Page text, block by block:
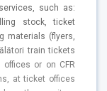
such as:
stock, ticket
materials (flyers,
train tickets
or on CFR
at ticket offices